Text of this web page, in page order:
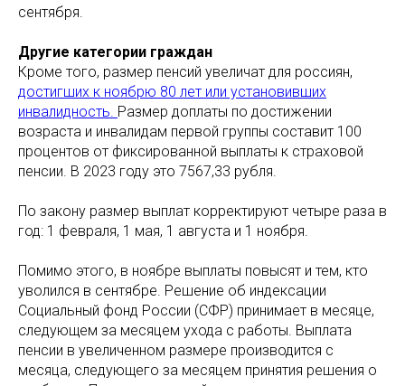
сентября.
Другие категории граждан
Кроме того, размер пенсий увеличат для россиян,
достигших к ноябрю 80 лет или установивших
инвалидность. Размер доплаты по достижении
возраста и инвалидам первой группы составит 100
процентов от фиксированной выплаты к страховой
пенсии. В 2023 году это 7567,33 рубля.
По закону размер выплат корректируют четыре раза в
год: 1 февраля, 1 мая, 1 августа и 1 ноября.
Помимо этого, в ноябре выплаты повысят и тем, кто
уволился в сентябре. Решение об индексации
Социальный фонд России (СФР) принимает в месяце,
следующем за месяцем ухода с работы. Выплата
пенсии в увеличенном размере производится с
месяца, следующего за месяцем принятия решения о